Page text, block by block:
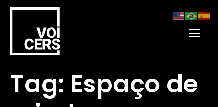
Tag: Espaço de